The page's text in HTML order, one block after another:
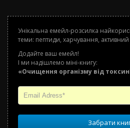
Унікальна емейл-розсилка
теми: пептиди, харчування, активний
Додайте ваш емейл!
І ми надішлемо міні-книгу:
«Очищення організму від
Забрати